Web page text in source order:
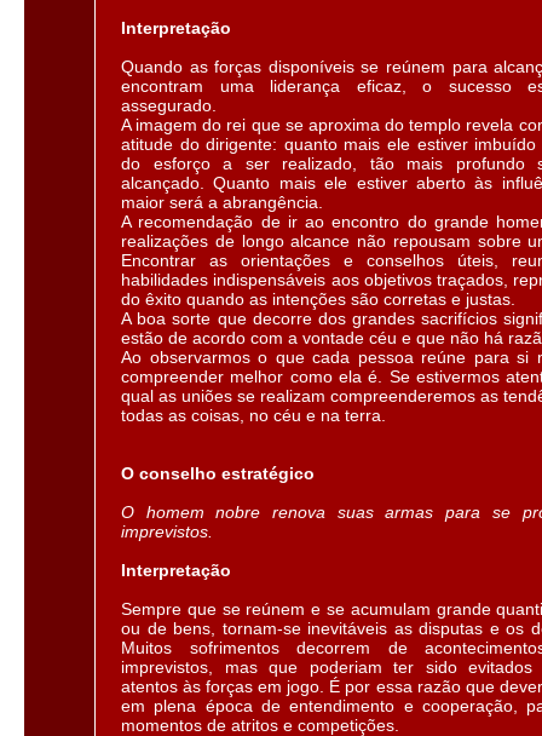
Interpretação
Quando as forças disponíveis se reúnem para
encontram uma liderança eficaz, o sucesso
assegurado.
A imagem do rei que se aproxima do templo revela
atitude do dirigente: quanto mais ele estiver
do esforço a ser realizado, tão mais profundo
alcançado. Quanto mais ele estiver aberto às
maior será a abrangência.
A recomendação de ir ao encontro do grande
realizações de longo alcance não repousam sobre
Encontrar as orientações e conselhos úteis,
habilidades indispensáveis aos objetivos traçados,
do êxito quando as intenções são corretas e justas.
A boa sorte que decorre dos grandes sacrifícios
estão de acordo com a vontade céu e que não há
Ao observarmos o que cada pessoa reúne para si
compreender melhor como ela é. Se estivermos
qual as uniões se realizam compreenderemos as
todas as coisas, no céu e na terra.
O conselho estratégico
O homem nobre renova suas armas para se
imprevistos.
Interpretação
Sempre que se reúnem e se acumulam grande
ou de bens, tornam-se inevitáveis as disputas e os
Muitos sofrimentos decorrem de
imprevistos, mas que poderiam ter sido evitados
atentos às forças em jogo. É por essa razão que
em plena época de entendimento e cooperação,
momentos de atritos e competições.